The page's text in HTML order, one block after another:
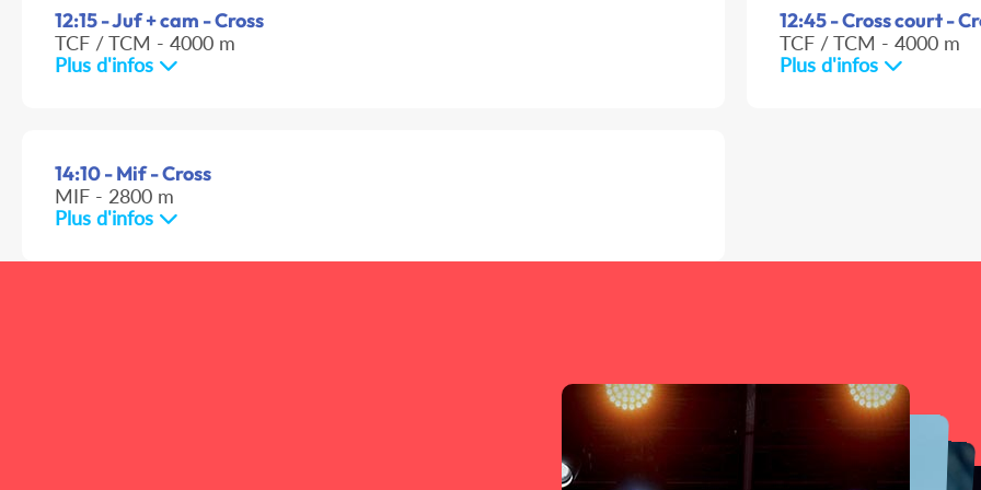
12:15 - Juf + cam - Cross
TCF / TCM - 4000 m
Plus d'infos
12:45 - Cross court -
TCF / TCM - 4000 m
Plus d'infos
14:10 - Mif - Cross
MIF - 2800 m
Plus d'infos